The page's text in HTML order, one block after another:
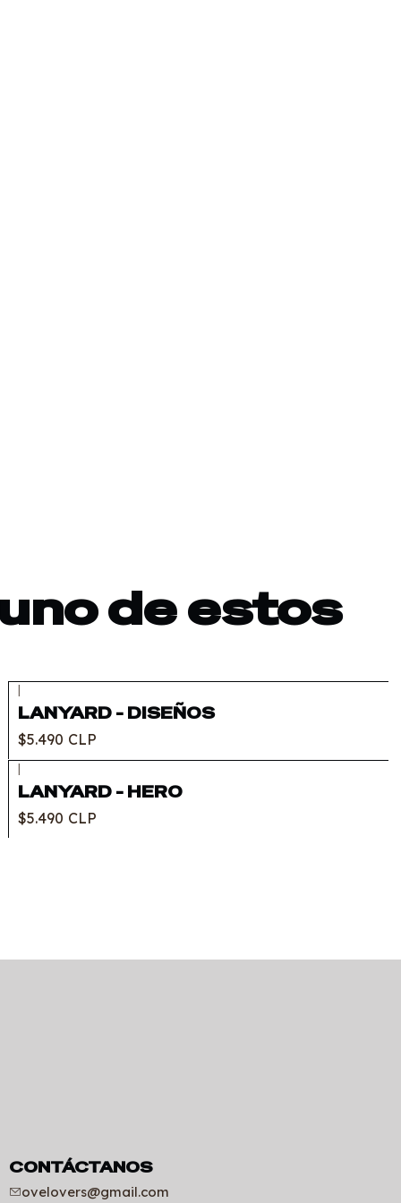
de estos
|
LANYARD - DISEÑOS
$5.490 CLP
|
LANYARD - HERO
$5.490 CLP
CONTÁCTANOS
ovelovers@gmail.com